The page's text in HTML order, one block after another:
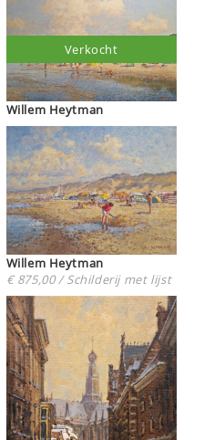
Willem Heytman
Verkocht
Willem Heytman
€ 875,00 / Schilderij met lijst